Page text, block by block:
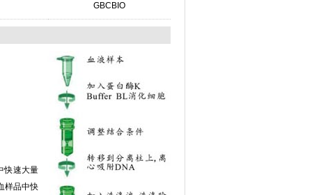
GBCBIO
快速大量
样品中快